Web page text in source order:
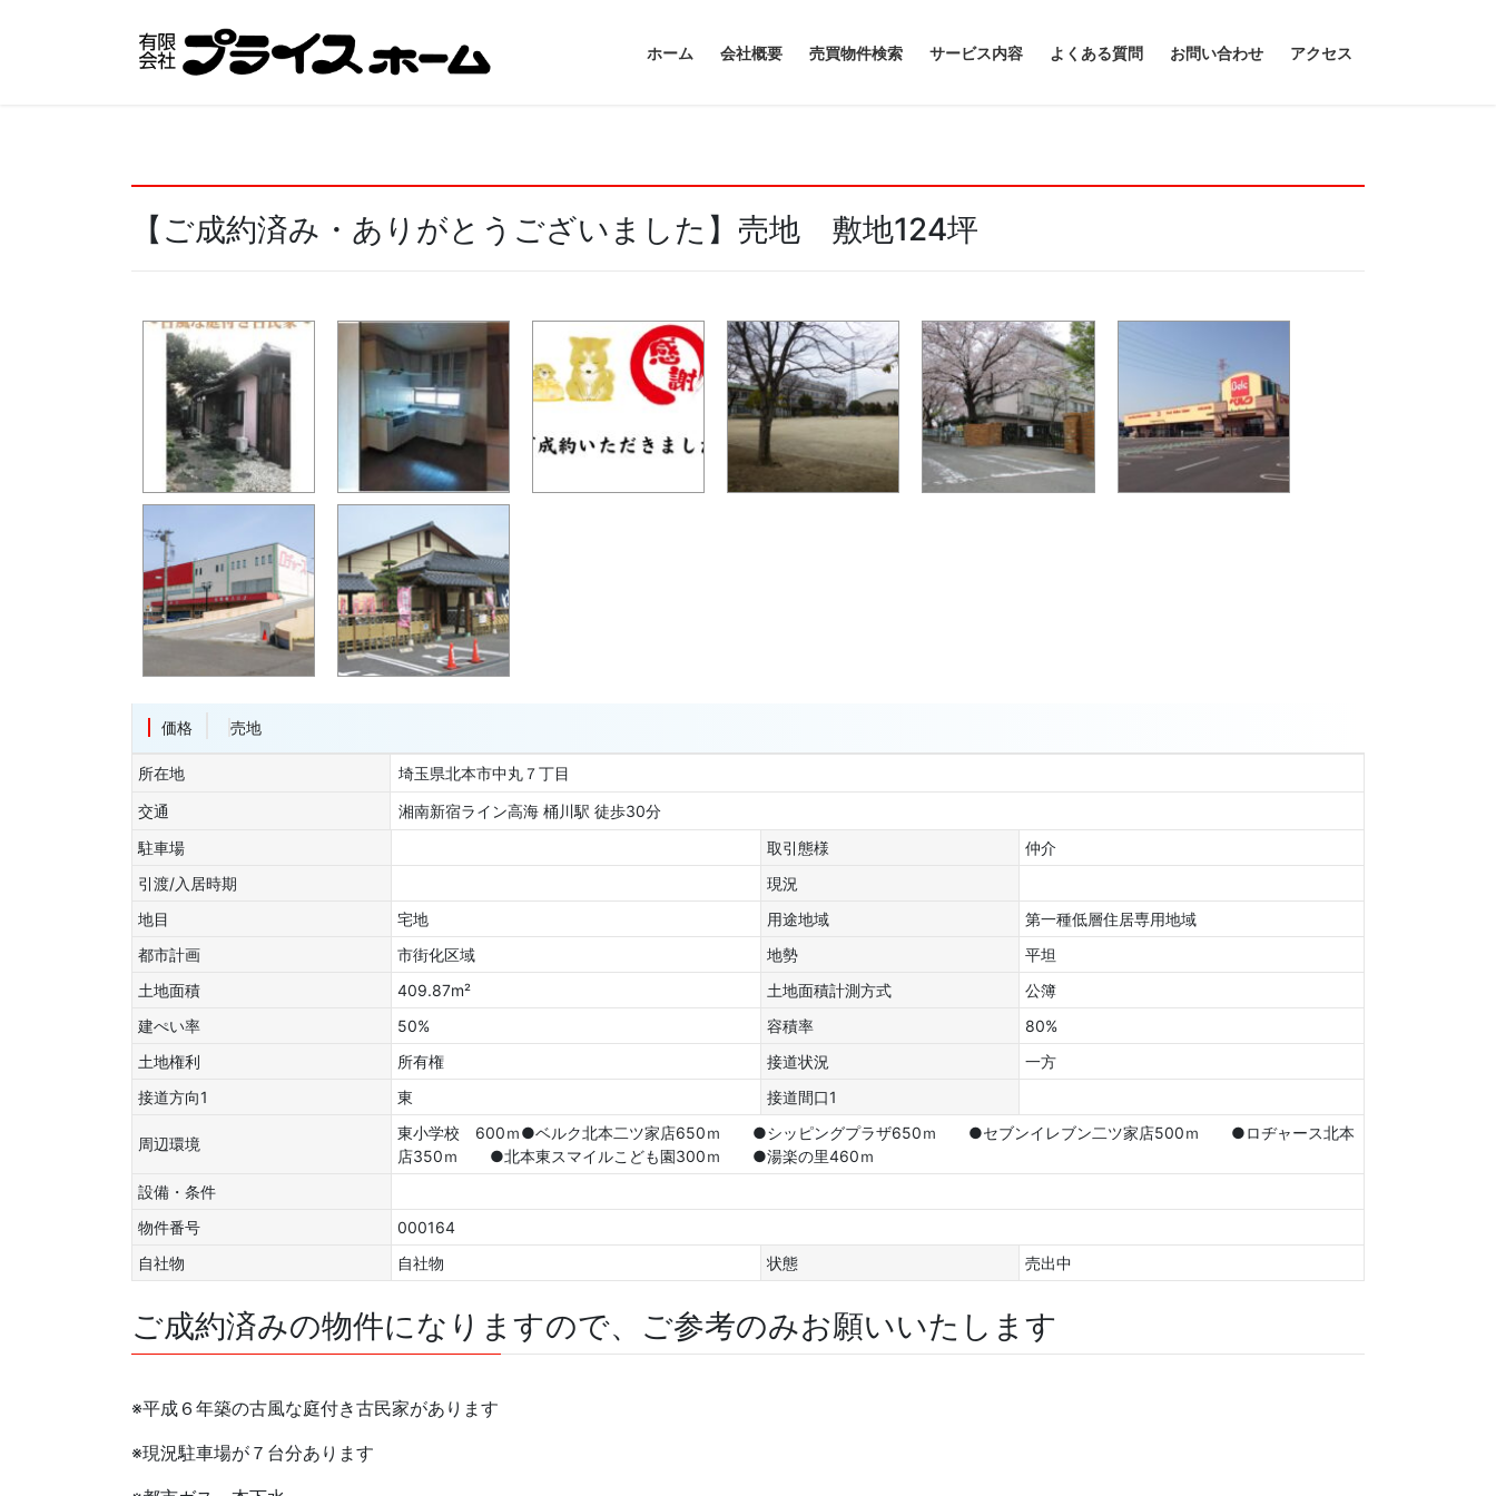
ホーム 会社概要 売買物件検索 サービス内容 よくある質問 お問い合わせ アクセス
【ご成約済み・ありがとうございました】売地 敷地124坪
価格 売地
所在地
埼玉県北本市中丸７丁目
交通
湘南新宿ライン高海 桶川駅 徒歩30分
駐車場
取引態様
仲介
引渡/入居時期
現況
地目
宅地 用途地域
第一種低層住居専用地域
都市計画
市街化区域 地勢
平坦
土地面積
409.87m² 土地面積計測方式
公簿
建ぺい率
50% 容積率
80%
土地権利
所有権 接道状況
一方
接道方向1
東 接道間口1
周辺環境
東小学校 600ｍ●ベルク北本二ツ家店650ｍ ●シッピングプラザ650ｍ ●セブンイレブン二ツ家店500ｍ ●ロヂャース北本
店350ｍ ●北本東スマイルこども園300ｍ ●湯楽の里460ｍ
設備・条件
物件番号
000164
自社物
自社物 状態 売出中
ご成約済みの物件になりますので、ご参考のみお願いいたします
※平成６年築の古風な庭付き古民家があります
※現況駐車場が７台分あります